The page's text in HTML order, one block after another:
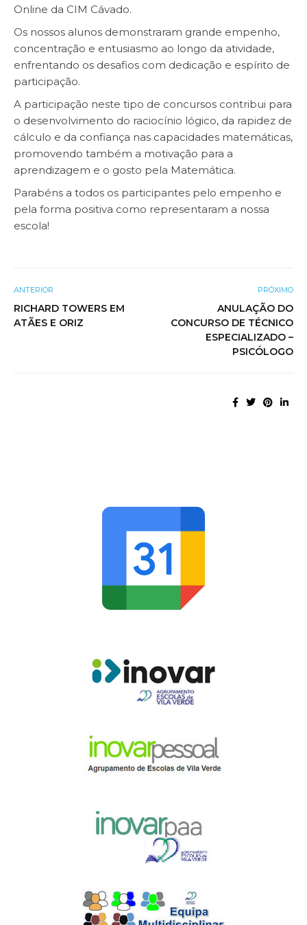
Online da CIM Cávado.
Os nossos alunos demonstraram grande empenho,
concentração e entusiasmo ao longo da atividade,
enfrentando os desafios com dedicação e espírito de
participação.
A participação neste tipo de concursos contribui para
o desenvolvimento do raciocínio lógico, da rapidez de
cálculo e da confiança nas capacidades matemáticas,
promovendo também a motivação para a
aprendizagem e o gosto pela Matemática.
Parabéns a todos os participantes pelo empenho e
pela forma positiva como representaram a nossa
escola!
ANTERIOR
RICHARD TOWERS EM
ATÃES E ORIZ
PRÓXIMO
ANULAÇÃO DO
CONCURSO DE TÉCNICO
ESPECIALIZADO –
PSICÓLOGO